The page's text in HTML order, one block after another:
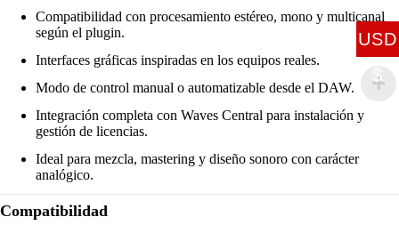
Compatibilidad con procesamiento estéreo, mono y multicanal
según el plugin.
Interfaces gráficas inspiradas en los equipos reales.
Modo de control manual o automatizable desde el DAW.
Integración completa con Waves Central para instalación y
gestión de licencias.
Ideal para mezcla, mastering y diseño sonoro con carácter
analógico.
Compatibilidad
USD
$